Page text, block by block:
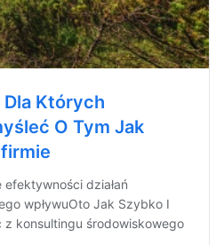
Których
O Tym Jak
działań
wpływuOto Jak Szybko I
konsultingu środowiskowego